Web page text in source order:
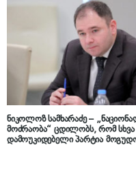
ნიკოლოზ სამხარაძე –
მოძრაობა“ ცდილობს, რომ სხვა
დამოუკიდებელი პარტია